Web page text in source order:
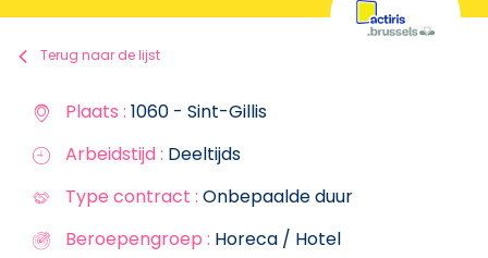
Terug naar de lijst
Plaats : 1060 - Sint-Gillis
Arbeidstijd : Deeltijds
Type contract : Onbepaalde duur
Beroepengroep : Horeca / Hotel